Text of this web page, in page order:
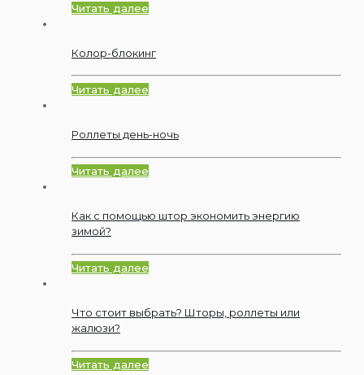
Читать далее
Колор-блокинг
Читать далее
Роллеты день-ночь
Читать далее
Как с помощью штор экономить энергию
зимой?
Читать далее
Что стоит выбрать? Шторы, роллеты или
жалюзи?
Читать далее